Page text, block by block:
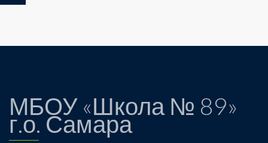
МБОУ «Школа № 89»
г.о. Самара